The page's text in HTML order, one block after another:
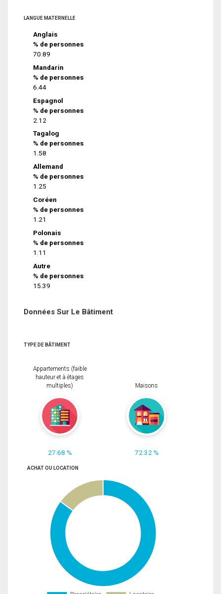
LANGUE MATERNELLE
Anglais
% de personnes
70.89
Mandarin
% de personnes
6.44
Espagnol
% de personnes
2.12
Tagalog
% de personnes
1.58
Allemand
% de personnes
1.25
Coréen
% de personnes
1.21
Polonais
% de personnes
1.11
Autre
% de personnes
15.39
Données Sur Le Bâtiment
TYPE DE BÂTIMENT
Appartements (faible
hauteur et à étages
multiples)
27.68 %
Maisons
72.32 %
ACHAT OU LOCATION